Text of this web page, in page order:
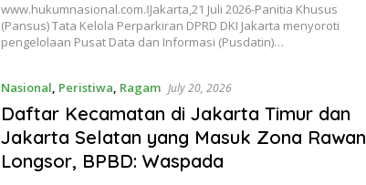
www.hukumnasional.com.ǁJakarta,21 Juli 2026-Panitia Khusus
(Pansus) Tata Kelola Perparkiran DPRD DKI Jakarta menyoroti
pengelolaan Pusat Data dan Informasi (Pusdatin)…
Nasional, Peristiwa, Ragam July 20, 2026
Daftar Kecamatan di Jakarta Timur dan
Jakarta Selatan yang Masuk Zona Rawan
Longsor, BPBD: Waspada